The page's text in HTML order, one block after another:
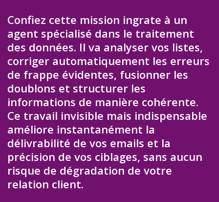
Confiez cette mission ingrate à un
agent spécialisé dans le traitement
des données. Il va analyser vos listes,
corriger automatiquement les erreurs
de frappe évidentes, fusionner les
doublons et structurer les
informations de manière cohérente.
Ce travail invisible mais indispensable
améliore instantanément la
délivrabilité de vos emails et la
précision de vos ciblages, sans aucun
risque de dégradation de votre
relation client.